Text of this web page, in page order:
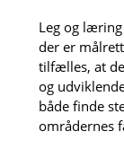
Leg og
der er
tilfælles, at
og
både finde
områdernes